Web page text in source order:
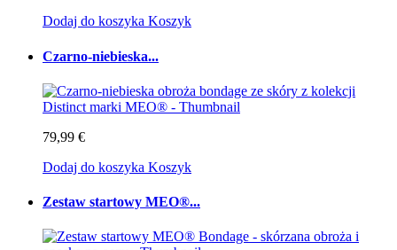
Dodaj do koszyka Koszyk
Czarno-niebieska...
79,99 €
Dodaj do koszyka Koszyk
Zestaw startowy MEO®...